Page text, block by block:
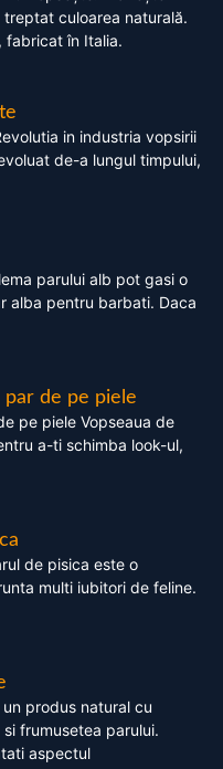
treptat culoarea naturală.
fabricat în Italia.
in industria vopsirii
de-a lungul timpului,
parului alb pot gasi o
alba pentru barbati. Daca
par de pe piele
pe piele Vopseaua de
a-ti schimba look-ul,
de pisica este o
multi iubitori de feline.
produs natural cu
frumusetea parului.
aspectul